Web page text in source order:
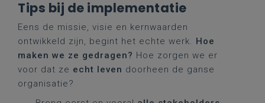
Tips bij de implementatie
Eens de missie, visie en kernwaarden
ontwikkeld zijn, begint het echte werk. Hoe
maken we ze gedragen? Hoe zorgen we er
voor dat ze echt leven doorheen de ganse
organisatie?